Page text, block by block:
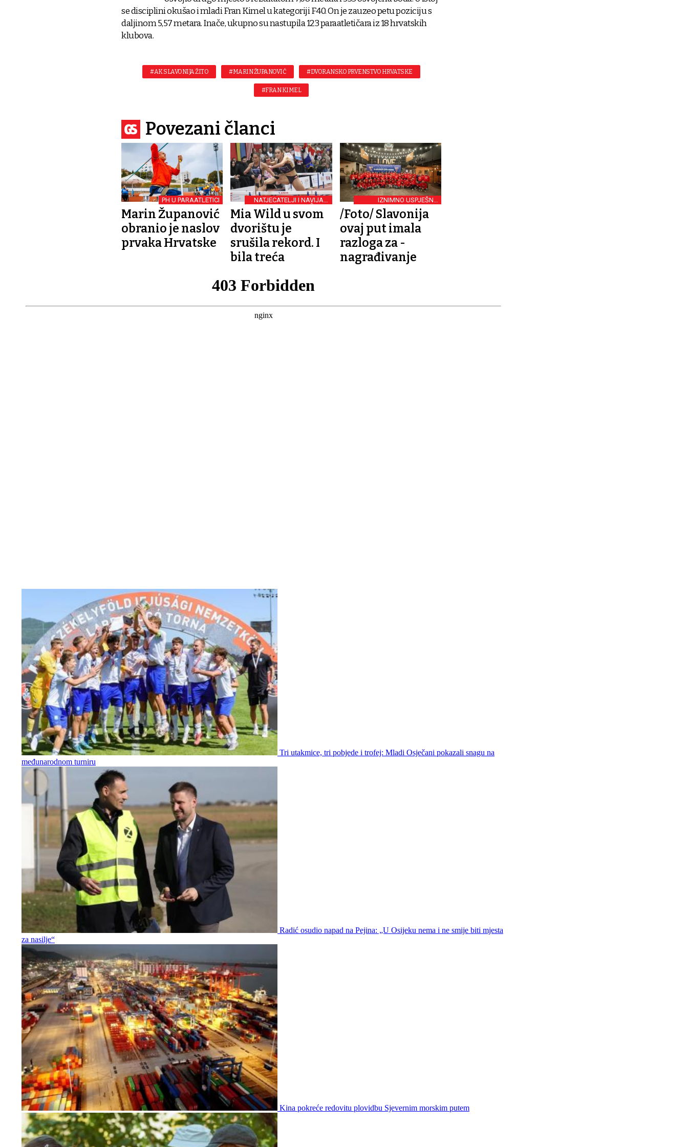
se disciplini okušao i mladi Fran Kimel u kategoriji F40. On je zauzeo petu poziciju s
daljinom 5,57 metara. Inače, ukupno su nastupila 123 paraatletičara iz 18 hrvatskih
klubova.
#AK SLAVONIJA ŽITO #MARIN ŽUPANOVIĆ #DVORANSKO PRVENSTVO HRVATSKE
#FRAN KIMEL
Povezani članci
PH U PARAATLETICI
Marin Županović
obranio je naslov
prvaka Hrvatske
NATJECATELJI I NAVIJAČI
UŽIVALI
Mia Wild u svom
dvorištu je
srušila rekord. I
bila treća
IZNIMNO USPJEŠNA
GODINA
/Foto/ Slavonija
ovaj put imala
razloga za -
nagrađivanje
Tri utakmice, tri pobjede i trofej: Mladi Osječani pokazali snagu na
međunarodnom turniru
Radić osudio napad na Pejina: „U Osijeku nema i ne smije biti mjesta
za nasilje“
Kina pokreće redovitu plovidbu Sjevernim morskim putem